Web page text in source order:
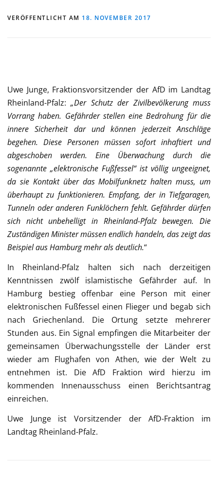
VERÖFFENTLICHT AM 18. NOVEMBER 2017
Uwe Junge, Fraktionsvorsitzender der AfD im Landtag
Rheinland-Pfalz:„Der Schutz der Zivilbevölkerung muss
Vorrang haben. Gefährder stellen eine Bedrohung für die
innere Sicherheit dar und können jederzeit Anschläge
begehen. Diese Personen müssen sofort inhaftiert und
abgeschoben werden. Eine Überwachung durch die
sogenannte „elektronische Fußfessel“ ist völlig ungeeignet,
da sie Kontakt über das Mobilfunknetz halten muss, um
überhaupt zu funktionieren. Empfang, der in Tiefgaragen,
Tunneln oder anderen Funklöchern fehlt. Gefährder dürfen
sich nicht unbehelligt in Rheinland-Pfalz bewegen. Die
Zuständigen Minister müssen endlich handeln, das zeigt das
Beispiel aus Hamburg mehr als deutlich.“
In Rheinland-Pfalz halten sich nach derzeitigen
Kenntnissen zwölf islamistische Gefährder auf. In
Hamburg bestieg offenbar eine Person mit einer
elektronischen Fußfessel einen Flieger und begab sich
nach Griechenland. Die Ortung setzte mehrerer
Stunden aus. Ein Signal empfingen die Mitarbeiter der
gemeinsamen Überwachungsstelle der Länder erst
wieder am Flughafen von Athen, wie der Welt zu
entnehmen ist. Die AfD Fraktion wird hierzu im
kommenden Innenausschuss einen Berichtsantrag
einreichen.
Uwe Junge ist Vorsitzender der AfD-Fraktion im
Landtag Rheinland-Pfalz.